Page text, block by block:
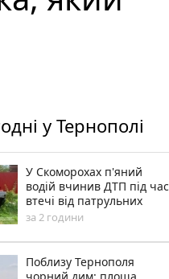
у Тернополі
У Скоморохах п'яний
водій вчинив ДТП під час
втечі від патрульних
за 2 години
Поблизу Тернополя